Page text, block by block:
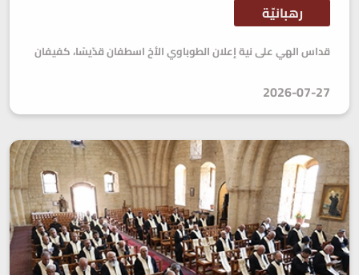
رهبانيّة
قداس الهي على نية إعلان الطوباوي الأخ اسطفان قدّيسًا، كفيفان
2026-07-27